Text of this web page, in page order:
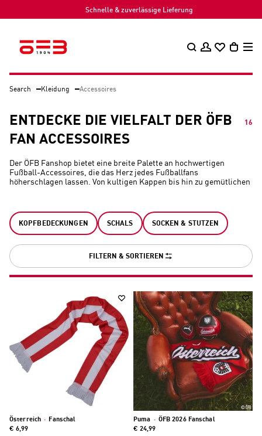
Schnelle & zuverlässige Lieferung
Search Kleidung Accessoires
ENTDECKE DIE VIELFALT DER ÖFB
FAN ACCESSOIRES
16
Der ÖFB Fanshop bietet eine breite Palette an hochwertigen
Fußball-Accessoires, die das Herz jedes Fußballfans
höherschlagen lassen. Von kultigen Kappen bis hin zu gemütlichen
bringen.
KOPFBEDECKUNGEN SCHALS SOCKEN & STUTZEN
FILTERN & SORTIEREN
Österreich · Fanschal
€ 6,99
Puma · ÖFB 2026 Fanschal
€ 24,99